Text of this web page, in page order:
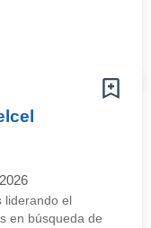
liderando el
en búsqueda de